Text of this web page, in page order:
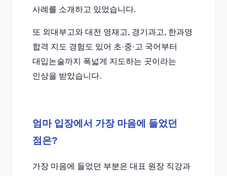
사례를 소개하고 있었습니다.
또 외대부고와 대전 영재고, 경기과고, 한과영
합격 지도 경험도 있어 초·중·고 국어부터
대입논술까지 폭넓게 지도하는 곳이라는
인상을 받았습니다.
엄마 입장에서 가장 마음에 들었던
점은?
가장 마음에 들었던 부분은 대표 원장 직강과